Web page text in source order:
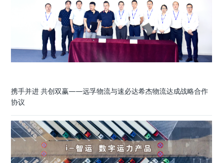
携手并进 共创双赢——远孚物流与速必达希杰物流达成战略合作
协议